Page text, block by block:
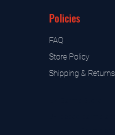
Policies
FAQ
Store Policy
Shipping & Returns